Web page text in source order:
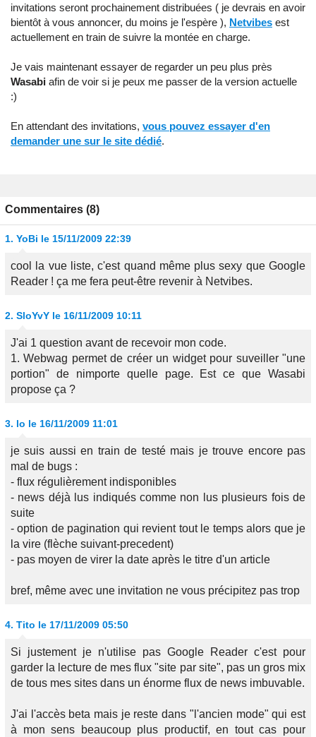
invitations seront prochainement distribuées ( je devrais en avoir
bientôt à vous annoncer, du moins je l'espère ), Netvibes est
actuellement en train de suivre la montée en charge.
Je vais maintenant essayer de regarder un peu plus près
Wasabi afin de voir si je peux me passer de la version actuelle
:)
En attendant des invitations, vous pouvez essayer d'en
demander une sur le site dédié.
Commentaires (8)
1. YoBi le 15/11/2009 22:39
cool la vue liste, c'est quand même plus sexy que Google
Reader ! ça me fera peut-être revenir à Netvibes.
2. SloYvY le 16/11/2009 10:11
J'ai 1 question avant de recevoir mon code.
1. Webwag permet de créer un widget pour suveiller "une
portion" de nimporte quelle page. Est ce que Wasabi
propose ça ?
3. lo le 16/11/2009 11:01
je suis aussi en train de testé mais je trouve encore pas
mal de bugs :
- flux régulièrement indisponibles
- news déjà lus indiqués comme non lus plusieurs fois de
suite
- option de pagination qui revient tout le temps alors que je
la vire (flèche suivant-precedent)
- pas moyen de virer la date après le titre d'un article
bref, même avec une invitation ne vous précipitez pas trop
4. Tito le 17/11/2009 05:50
Si justement je n'utilise pas Google Reader c'est pour
garder la lecture de mes flux "site par site", pas un gros mix
de tous mes sites dans un énorme flux de news imbuvable.
J'ai l'accès beta mais je reste dans "l'ancien mode" qui est
à mon sens beaucoup plus productif, en tout cas pour